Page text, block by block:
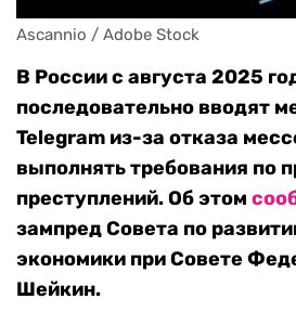
Ascannio / Adobe Stock
В России с августа 2025
последовательно вводят
Telegram из-за отказа
выполнять требования по
преступлений. Об этом
зампред Совета по
экономики при Совете
Шейкин.